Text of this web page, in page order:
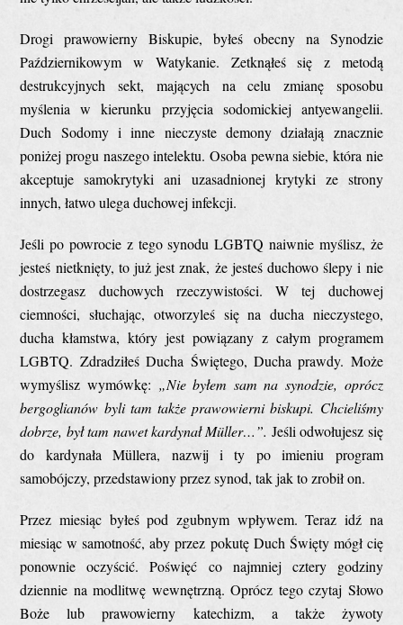
Drogi prawowierny Biskupie, byłeś obecny na Synodzie
Październikowym w Watykanie. Zetknąłeś się z metodą
destrukcyjnych sekt, mających na celu zmianę sposobu
myślenia w kierunku przyjęcia sodomickiej antyewangelii.
Duch Sodomy i inne nieczyste demony działają znacznie
poniżej progu naszego intelektu. Osoba pewna siebie, która nie
akceptuje samokrytyki ani uzasadnionej krytyki ze strony
innych, łatwo ulega duchowej infekcji.
Jeśli po powrocie z tego synodu LGBTQ naiwnie myślisz, że
jesteś nietknięty, to już jest znak, że jesteś duchowo ślepy i nie
dostrzegasz duchowych rzeczywistości. W tej duchowej
ciemności, słuchając, otworzyleś się na ducha nieczystego,
ducha kłamstwa, który jest powiązany z całym programem
LGBTQ. Zdradziłeś Ducha Świętego, Ducha prawdy. Może
wymyślisz wymówkę: „Nie byłem sam na synodzie, oprócz
bergoglianów byli tam także prawowierni biskupi. Chcieliśmy
dobrze, był tam nawet kardynał Müller…”. Jeśli odwołujesz się
do kardynała Müllera, nazwij i ty po imieniu program
samobójczy, przedstawiony przez synod, tak jak to zrobił on.
Przez miesiąc byłeś pod zgubnym wpływem. Teraz idź na
miesiąc w samotność, aby przez pokutę Duch Święty mógł cię
ponownie oczyścić. Poświęć co najmniej cztery godziny
dziennie na modlitwę wewnętrzną. Oprócz tego czytaj Słowo
Boże lub prawowierny katechizm, a także żywoty